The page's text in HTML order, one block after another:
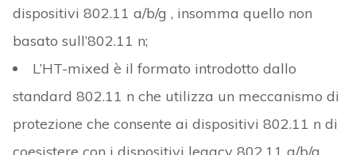
dispositivi 802.11 a/b/g , insomma quello non
basato sull’802.11 n;
L’HT-mixed è il formato introdotto dallo
standard 802.11 n che utilizza un meccanismo di
protezione che consente ai dispositivi 802.11 n di